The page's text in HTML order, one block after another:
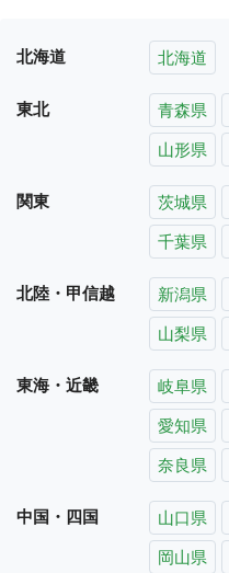
北海道 北海道
東北 青森県
山形県
関東 茨城県
千葉県
北陸・甲信越 新潟県
山梨県
東海・近畿 岐阜県
愛知県
奈良県
中国・四国 山口県
岡山県